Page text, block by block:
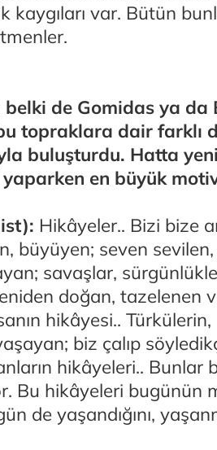
kaygıları var. Bütün
belki de Gomidas ya da
topraklara dair farklı
buluşturdu. Hatta
en büyük
Hikâyeler.. Bizi bize
büyüyen; seven sevilen,
savaşlar,
doğan, tazelenen
hikâyesi.. Türkülerin,
biz çalıp
hikâyeleri.. Bunlar
Bu hikâyeleri bugünün
de yaşandığını,